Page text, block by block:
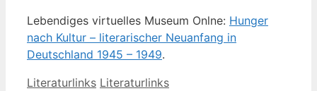
Lebendiges virtuelles Museum Onlne: Hunger
nach Kultur – literarischer Neuanfang in
Deutschland 1945 – 1949.
Kategorien
Literaturlinks Schlagwörter
Literaturlinks